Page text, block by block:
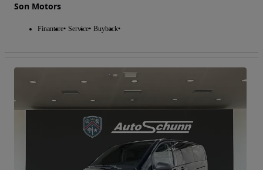
Son Motors
Finantare Service Buyback